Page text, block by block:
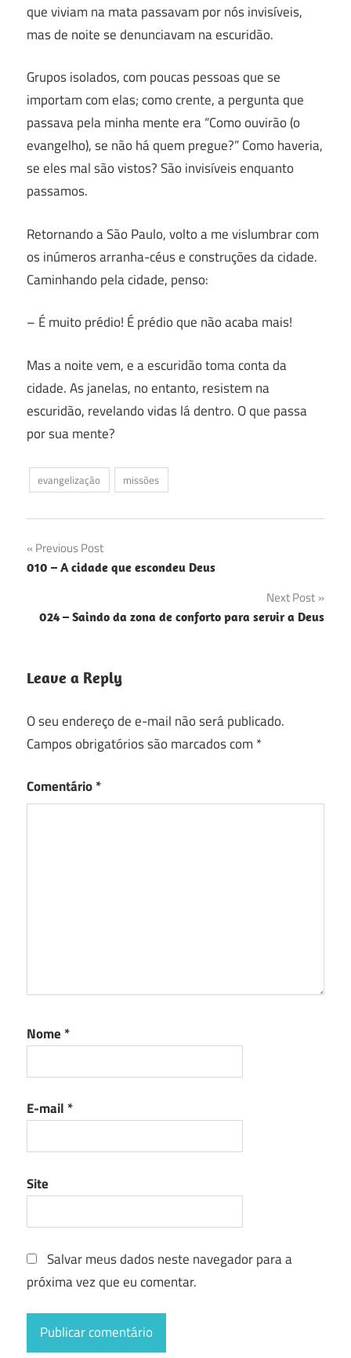
que viviam na mata passavam por nós invisíveis,
mas de noite se denunciavam na escuridão.
Grupos isolados, com poucas pessoas que se
importam com elas; como crente, a pergunta que
passava pela minha mente era “Como ouvirão (o
evangelho), se não há quem pregue?” Como haveria,
se eles mal são vistos? São invisíveis enquanto
passamos.
Retornando a São Paulo, volto a me vislumbrar com
os inúmeros arranha-céus e construções da cidade.
Caminhando pela cidade, penso:
– É muito prédio! É prédio que não acaba mais!
Mas a noite vem, e a escuridão toma conta da
cidade. As janelas, no entanto, resistem na
escuridão, revelando vidas lá dentro. O que passa
por sua mente?
evangelização missões
Navegação
de
Post
Previous Post
010 – A cidade que escondeu Deus
Next Post
024 – Saindo da zona de conforto para servir a Deus
Leave a Reply
O seu endereço de e-mail não será publicado.
Campos obrigatórios são marcados com *
Comentário*
Nome *
E-mail *
Site
Salvar meus dados neste navegador para a
próxima vez que eu comentar.